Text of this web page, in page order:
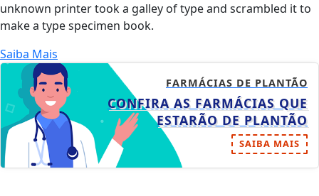
unknown printer took a galley of type and scrambled it to
make a type specimen book.
Saiba Mais
FARMÁCIAS DE PLANTÃO
CONFIRA AS FARMÁCIAS QUE
ESTARÃO DE PLANTÃO
SAIBA MAIS